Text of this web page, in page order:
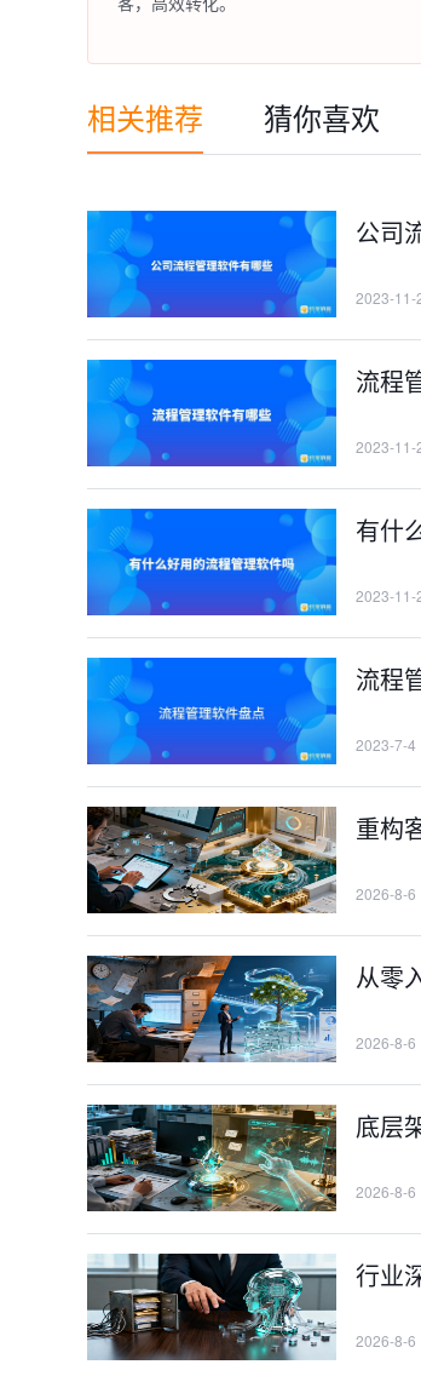
客，高效转化。
相关推荐 猜你喜欢
公司
2023-11-
流程
2023-11-
有什
2023-11-
流程
2023-7-4
重构
2026-8-6
从零
2026-8-6
底层
2026-8-6
行业
2026-8-6